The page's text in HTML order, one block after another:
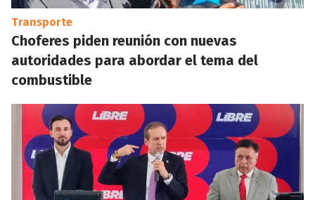
Transporte
Choferes piden reunión con nuevas
autoridades para abordar el tema del
combustible